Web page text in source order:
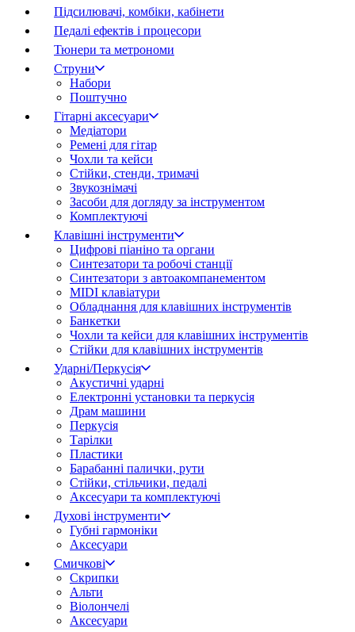
Підсилювачі, комбіки, кабінети
Педалі ефектів і процесори
Тюнери та метрономи
Струни
Набори
Поштучно
Гітарні аксесуари
Медіатори
Ремені для гітар
Чохли та кейси
Стійки, стенди, тримачі
Звукознімачі
Засоби для догляду за інструментом
Комплектуючі
Клавішні інструменти
Цифрові піаніно та органи
Синтезатори та робочі станції
Синтезатори з автоакомпанементом
MIDI клавіатури
Обладнання для клавішних інструментів
Банкетки
Чохли та кейси для клавішних інструментів
Стійки для клавішних інструментів
Ударні/Перкусія
Акустичні ударні
Електронні установки та перкусія
Драм машини
Перкусія
Тарілки
Пластики
Барабанні палички, рути
Стійки, стільчики, педалі
Аксесуари та комплектуючі
Духові інструменти
Губні гармоніки
Аксесуари
Смичкові
Скрипки
Альти
Віолончелі
Аксесуари